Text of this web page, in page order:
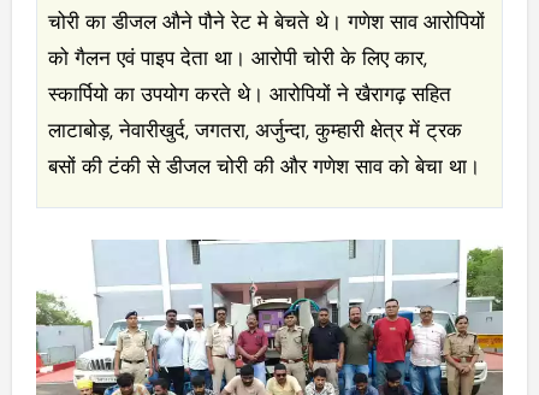
चोरी का डीजल औने पौने रेट मे बेचते थे। गणेश साव आरोपियों
को गैलन एवं पाइप देता था। आरोपी चोरी के लिए कार,
स्कार्पियो का उपयोग करते थे। आरोपियों ने खैरागढ़ सहित
लाटाबोड़, नेवारीखुर्द, जगतरा, अर्जुन्दा, कुम्हारी क्षेत्र में ट्रक
बसों की टंकी से डीजल चोरी की और गणेश साव को बेचा था।